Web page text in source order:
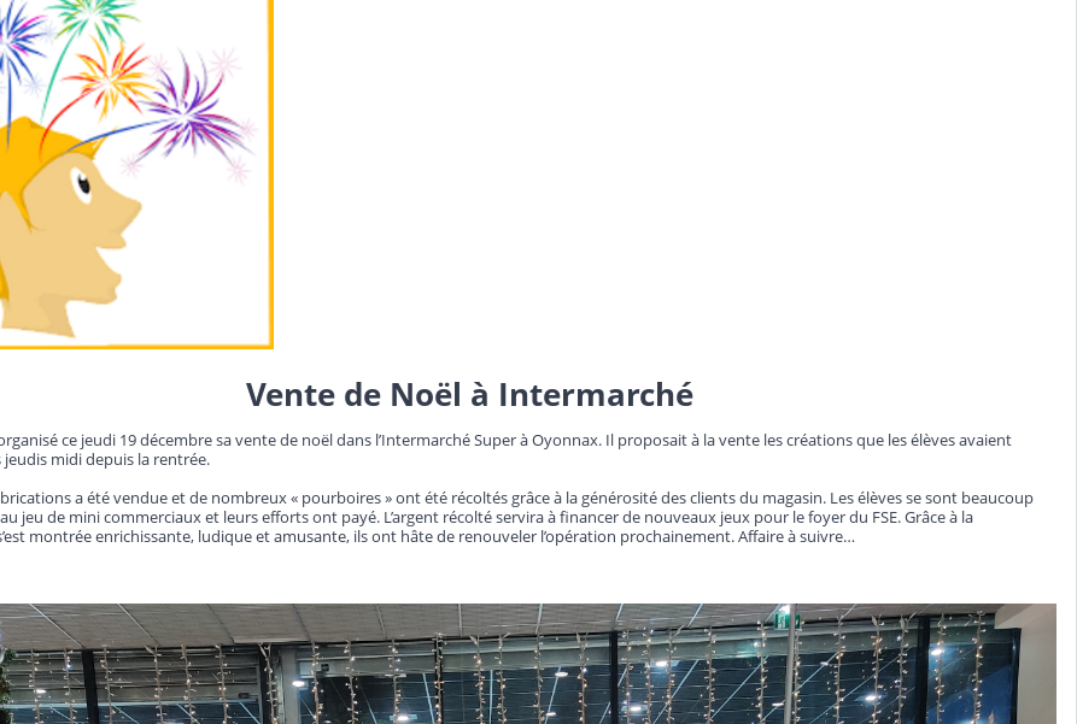
Vente de Noël à Intermarché
ce jeudi 19 décembre sa vente de noël dans l’Intermarché Super à Oyonnax. Il proposait à la vente les créations que les élèves avaient
midi depuis la rentrée.
a été vendue et de nombreux « pourboires » ont été récoltés grâce à la générosité des clients du magasin. Les élèves se sont beaucoup
jeu de mini commerciaux et leurs efforts ont payé. L’argent récolté servira à financer de nouveaux jeux pour le foyer du FSE. Grâce à la
montrée enrichissante, ludique et amusante, ils ont hâte de renouveler l’opération prochainement. Affaire à suivre…